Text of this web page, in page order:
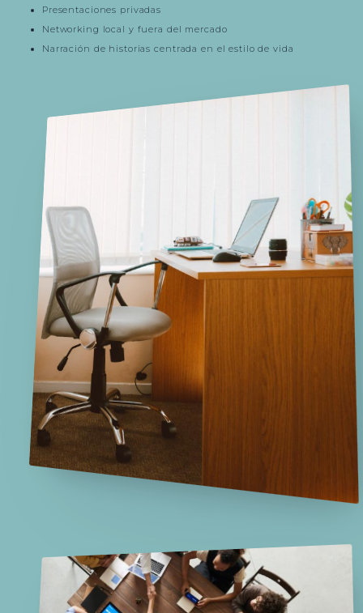
Presentaciones privadas
Networking local y fuera del mercado
Narración de historias centrada en el estilo de vida